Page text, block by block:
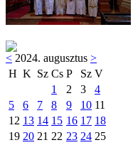
< 2024. augusztus >
H K Sz Cs P Sz V
1
2 3
4
5
6 7 8 9 10 11
12 13 14 15 16 17 18
19 20 21 22 23 24 25